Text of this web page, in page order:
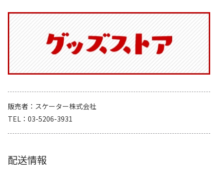
販売者
スケーター株式会社
TEL
03-5206-3931
配送情報